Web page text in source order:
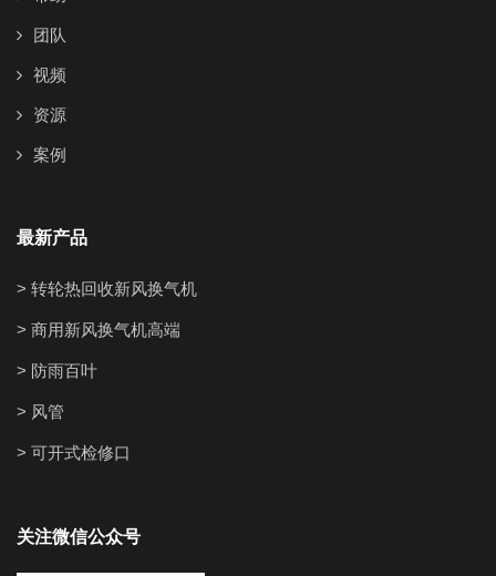
团队
视频
资源
案例
最新产品
> 转轮热回收新风换气机
> 商用新风换气机高端
> 防雨百叶
> 风管
> 可开式检修口
关注微信公众号